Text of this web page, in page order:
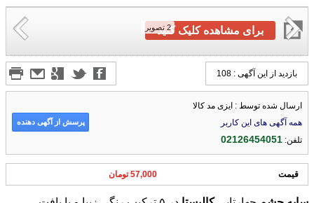
2 تصویربرای مشاهده کلیک کنید
بازدید از این آگهی : 108
ارسال شده توسط : ایزی مد کالا
همه آگهی های این کاربر
تلفن:02126454051
پرسش از آگهی دهنده
قیمت 57,000 تومان